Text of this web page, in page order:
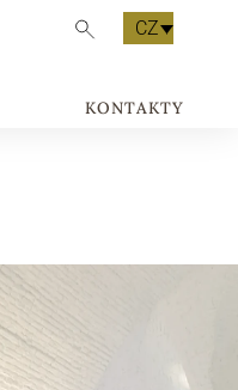
CZ
KONTAKTY